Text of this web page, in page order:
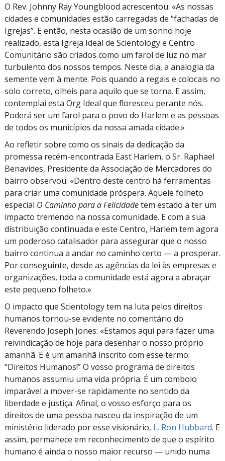
O Rev. Johnny Ray Youngblood acrescentou: «As nossas
cidades e comunidades estão carregadas de “fachadas de
Igrejas”. E então, nesta ocasião de um sonho hoje
realizado, esta Igreja Ideal de Scientology e Centro
Comunitário são criados como um farol de luz no mar
turbulento dos nossos tempos. Neste dia, a analogia da
semente vem à mente. Pois quando a regais e colocais no
solo correto, olheis para aquilo que se torna. E assim,
contemplai esta Org Ideal que floresceu perante nós.
Poderá ser um farol para o povo do Harlem e as pessoas
de todos os municípios da nossa amada cidade.»
Ao refletir sobre como os sinais da dedicação da
promessa recém-encontrada East Harlem, o Sr. Raphael
Benavides, Presidente da Associação de Mercadores do
bairro observou: «Dentro deste centro há ferramentas
para criar uma comunidade próspera. Aquele folheto
especial O Caminho para a Felicidadetem estado a ter um
impacto tremendo na nossa comunidade. E com a sua
distribuição continuada e este Centro, Harlem tem agora
um poderoso catalisador para assegurar que o nosso
bairro continua a andar no caminho certo — a prosperar.
Por conseguinte, desde as agências da lei às empresas e
organizações, toda a comunidade está agora a abraçar
este pequeno folheto.»
O impacto que Scientology tem na luta pelos direitos
humanos tornou-se evidente no comentário do
Reverendo Joseph Jones: «Estamos aqui para fazer uma
reivindicação de hoje para desenhar o nosso próprio
amanhã. E é um amanhã inscrito com esse termo:
“Direitos Humanos!” O vosso programa de direitos
humanos assumiu uma vida própria. É um comboio
imparável a mover-se rapidamente no sentido da
liberdade e justiça. Afinal, o vosso esforço para os
direitos de uma pessoa nasceu da inspiração de um
ministério liderado por esse visionário, L. Ron Hubbard. E
assim, permanece em reconhecimento de que o espírito
humano é ainda o nosso maior recurso — unido numa